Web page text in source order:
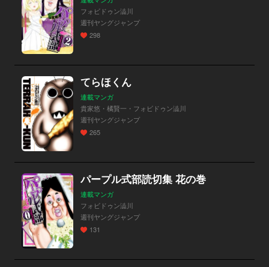
フォビドゥン澁川
週刊ヤングジャンプ
298
てらほくん
連載マンガ
貴家悠・橘賢一・フォビドゥン澁川
週刊ヤングジャンプ
265
パープル式部読切集 花の巻
連載マンガ
フォビドゥン澁川
週刊ヤングジャンプ
131